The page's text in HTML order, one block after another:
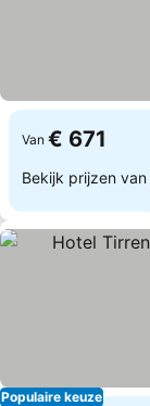
Van € 671
Bekijk prijzen van
Populaire keuze